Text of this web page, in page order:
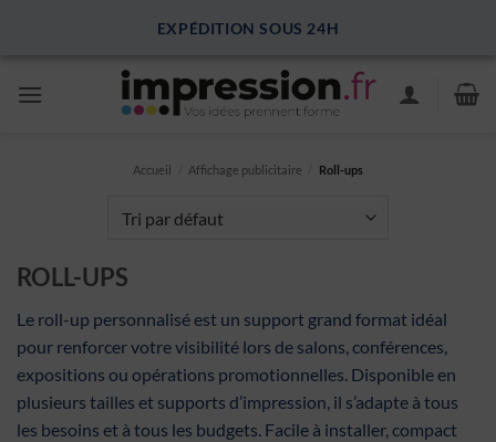
EXPÉDITION SOUS 24H
Accueil Affichage publicitaire Roll-ups
ROLL-UPS
Le roll-up personnalisé est un support grand format idéal
pour renforcer votre visibilité lors de salons, conférences,
expositions ou opérations promotionnelles. Disponible en
plusieurs tailles et supports d’impression, il s’adapte à tous
les besoins et à tous les budgets. Facile à installer, compact